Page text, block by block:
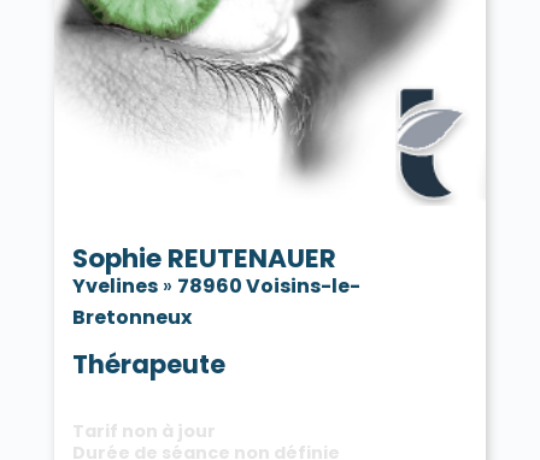
Sophie REUTENAUER
Yvelines» 78960 Voisins-le-
Bretonneux
Thérapeute
Tarif non à jour
Durée de séance non définie